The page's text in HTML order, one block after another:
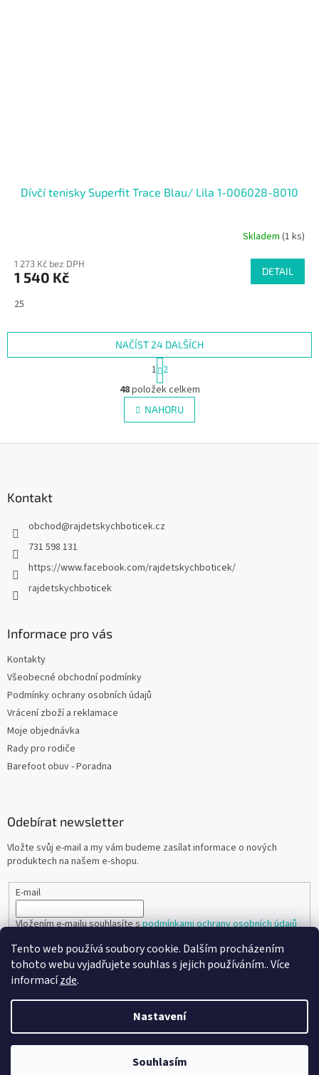
Tento web používá soubory cookie. Dalším procházením
tohoto webu vyjadřujete souhlas s jejich používáním.. Více
informacízde.
Nastavení
Souhlasím
Dívčí tenisky Superfit Trace Blau/ Lila 1-006028-8010
Skladem (1 ks)
1 273 Kč bez DPH
1 540 Kč DETAIL
25
O
v
l
á
k
ý
NAČÍST 24 DALŠÍCH
S
t
r
á
n
k
v
1 2
48položek celkem
NAHORU
Kontakt
obchod@rajdetskychboticek.cz
731 598 131
https://www.facebook.com/rajdetskychboticek/
rajdetskychboticek
Informace pro vás
Kontakty
Všeobecné obchodní podmínky
Podmínky ochrany osobních údajů
Vrácení zboží a reklamace
Moje objednávka
Rady pro rodiče
Barefoot obuv - Poradna
Odebírat newsletter
Vložte svůj e-mail a my vám budeme zasílat informace o nových
produktech na našem e-shopu.
E-mail
Vložením e-mailu souhlasíte spodmínkami ochrany osobních údajů
PŘIHLÁSIT SE
Vytvořil Shoptet
Ráj dětských botiček. Všechna práva vyhrazena.